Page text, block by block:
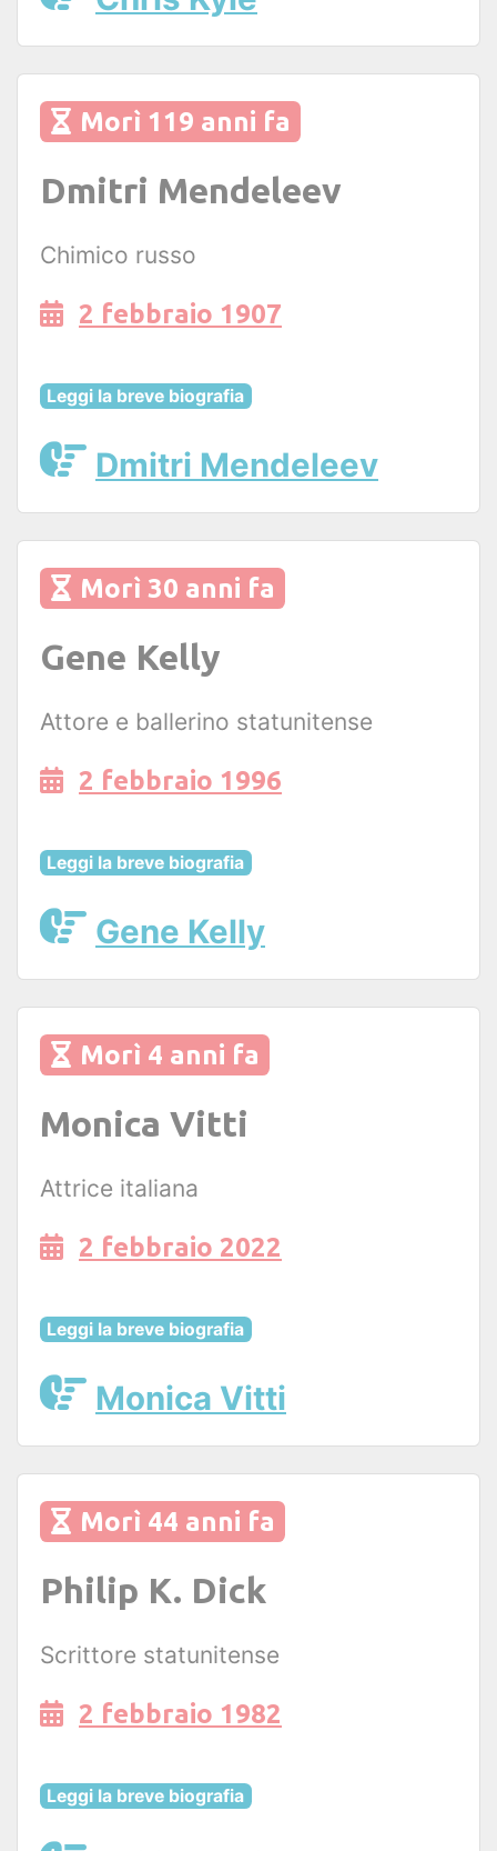
Morì 119 anni fa
Dmitri Mendeleev
Chimico russo
2 febbraio 1907
Leggi la breve biografia
Dmitri Mendeleev
Morì 30 anni fa
Gene Kelly
Attore e ballerino statunitense
2 febbraio 1996
Leggi la breve biografia
Gene Kelly
Morì 4 anni fa
Monica Vitti
Attrice italiana
2 febbraio 2022
Leggi la breve biografia
Monica Vitti
Morì 44 anni fa
Philip K. Dick
Scrittore statunitense
2 febbraio 1982
Leggi la breve biografia